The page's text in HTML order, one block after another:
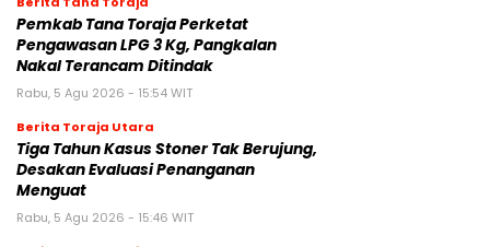
Pemkab Tana Toraja Perketat
Pengawasan LPG 3 Kg, Pangkalan
Nakal Terancam Ditindak
Rabu, 5 Agu 2026 - 15:54 WIT
Berita Toraja Utara
Tiga Tahun Kasus Stoner Tak Berujung,
Desakan Evaluasi Penanganan
Menguat
Rabu, 5 Agu 2026 - 15:46 WIT